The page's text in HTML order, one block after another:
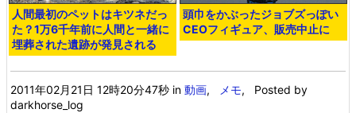
人間最初のペットはキツネだっ
た？1万6千年前に人間と一緒に
埋葬された遺跡が発見される
頭巾をかぶったジョブズっぽい
CEOフィギュア、販売中止に
2011年02月21日 12時20分47秒 in動画, メモ, Posted by
darkhorse_log